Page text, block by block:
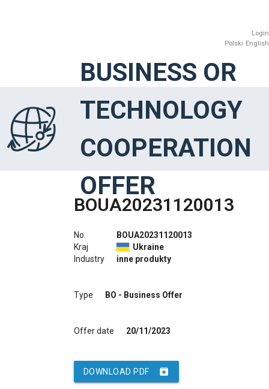
Login
Polski English
BUSINESS OR
TECHNOLOGY
COOPERATION
OFFER
BOUA20231120013
No.
Kraj
Industry
BOUA20231120013
Ukraine
inne produkty
Type BO - Business Offer
Offer date 20/11/2023
archive
DOWNLOAD PDF